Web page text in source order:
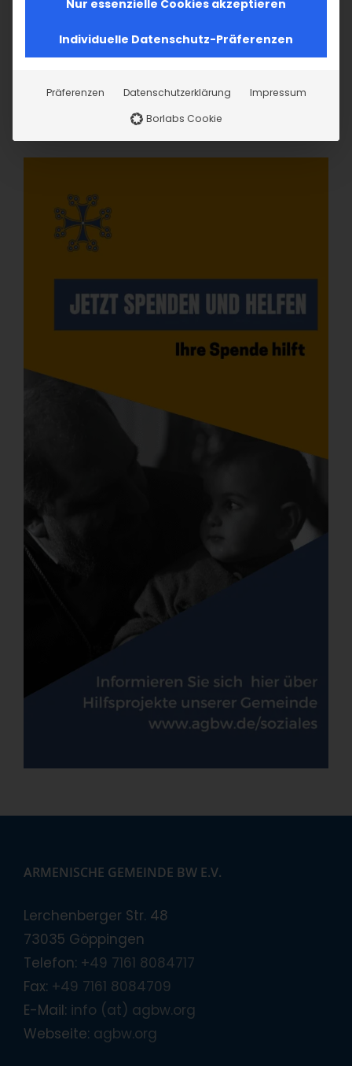
ARMENISCHE GEMEINDE BW E.V.
Lerchenberger Str. 48
73035 Göppingen
Telefon: +49 7161 8084717
Fax: +49 7161 8084709
E-Mail: info (at) agbw.org
Webseite: agbw.org
Nur essenzielle Cookies akzeptieren
Individuelle Datenschutz-Präferenzen
Präferenzen Datenschutzerklärung
Impressum
Borlabs Cookie